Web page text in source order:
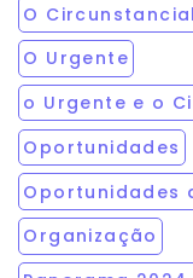
O Circunstancial
O Urgente
o Urgente e o
Oportunidades
Oportunidades
Organização